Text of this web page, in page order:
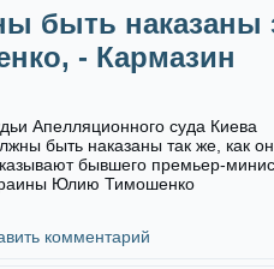
быть наказаны
- Кармазин
Апелляционного суда Киева
быть наказаны так же, как
бывшего премьер-
Юлию Тимошенко
комментарий